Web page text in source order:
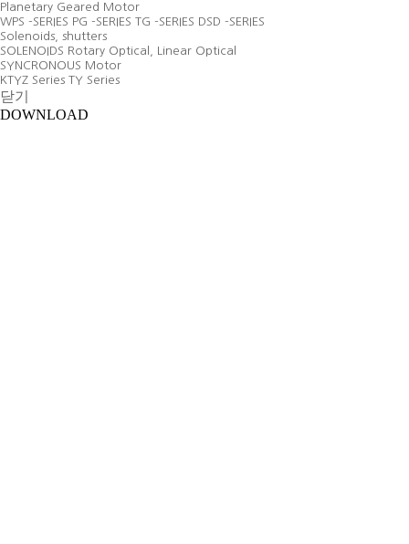
Planetary Geared Motor
WPS -SERIES PG -SERIES TG -SERIES DSD -SERIES
Solenoids, shutters
SOLENOIDS Rotary Optical, Linear Optical
SYNCRONOUS Motor
KTYZ Series TY Series
닫기
DOWNLOAD